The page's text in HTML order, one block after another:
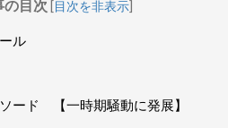
の目次 [目次を非表示]
ル
ソード 【一時期騒動に発展】